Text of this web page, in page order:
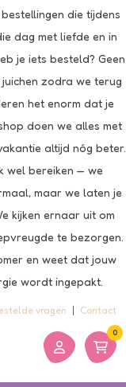
die tijdens
dag met liefde en in
je iets besteld? Geen
zodra we terug
het enorm dat je
doen we alles met
altijd nóg beter.
wel bereiken — we
maar we laten je
kijken ernaar uit om
te bezorgen.
en weet dat jouw
wordt ingepakt.
vragen Contact
0